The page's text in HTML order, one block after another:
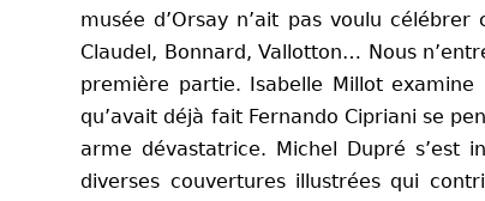
musée d’Orsay n’ait pas voulu
Claudel, Bonnard, Vallotton… Nous
première partie. Isabelle Millot
qu’avait déjà fait Fernando Cipriani se
arme dévastatrice. Michel Dupré s’est
diverses couvertures illustrées qui